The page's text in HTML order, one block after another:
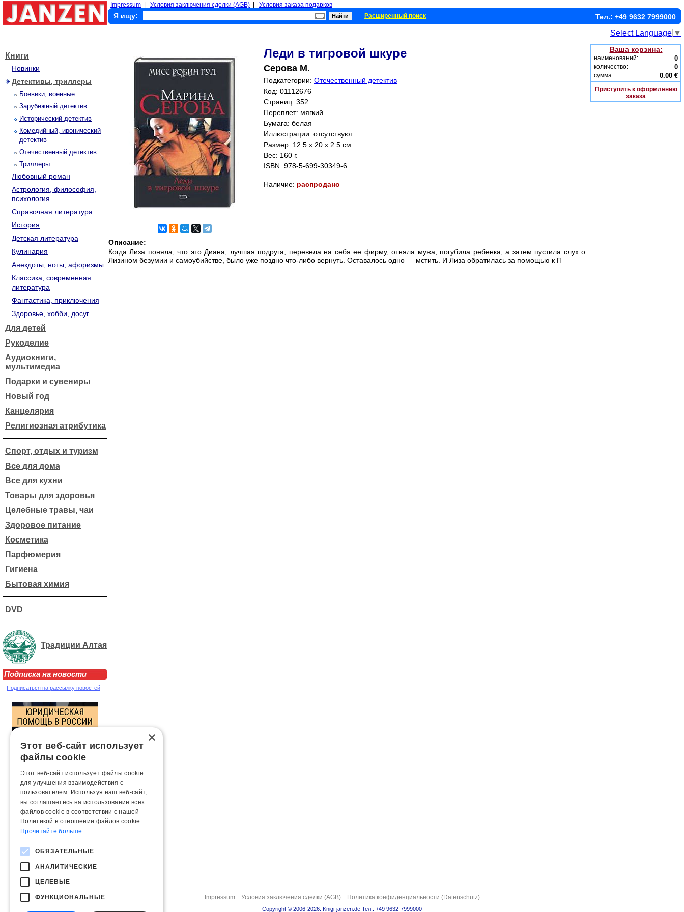
Impressum Условия заключения сделки (AGB) Условия заказа подарков
Я ищу: Расширенный поиск Тел.: +49 9632 7999000
Select Language ▼
Книги
Новинки
Детективы, триллеры
Боевики, военные
Зарубежный детектив
Исторический детектив
Комедийный, иронический
детектив
Отечественный детектив
Триллеры
Любовный роман
Астрология, философия,
психология
Справочная литература
История
Детская литература
Кулинария
Анекдоты, ноты, афоризмы
Классика, современная
литература
Фантастика, приключения
Здоровье, хобби, досуг
Для детей
Рукоделие
Аудиокниги,
мультимедиа
Подарки и сувениры
Новый год
Канцелярия
Религиозная атрибутика
Спорт, отдых и туризм
Все для дома
Все для кухни
Товары для здоровья
Целебные травы, чаи
Здоровое питание
Косметика
Парфюмерия
Гигиена
Бытовая химия
DVD
Традиции Алтая
Подписка на новости
Подписаться на рассылку новостей
Леди в тигровой шкуре
Серова М.
Подкатегории: Отечественный детектив
Код: 01112676
Страниц: 352
Переплет: мягкий
Бумага: белая
Иллюстрации: отсутствуют
Размер: 12.5 x 20 x 2.5 см
Вес: 160 г.
ISBN: 978-5-699-30349-6
Наличие: распродано
Описание:
Когда Лиза поняла, что это Диана, лучшая подруга, перевела на себя ее фирму, отняла мужа, погубила ребенка, а затем пустила слух о
Лизином безумии и самоубийстве, было уже поздно что-либо вернуть. Оставалось одно — мстить. И Лиза обратилась за помощью к П
Ваша корзина:
наименований: 0
количество: 0
сумма: 0.00 €
Приступить к оформлению
заказа
Impressum Условия заключения сделки (AGB) Политика конфиденциальности (Datenschutz)
Copyright © 2006-2026. Knigi-janzen.de Тел.: +49 9632-7999000
×
Этот веб-сайт использует
файлы cookie
Этот веб-сайт использует файлы cookie
для улучшения взаимодействия с
пользователем. Используя наш веб-сайт,
вы соглашаетесь на использование всех
файлов cookie в соответствии с нашей
Политикой в ​​отношении файлов cookie.
Прочитайте больше
ОБЯЗАТЕЛЬНЫЕ
АНАЛИТИЧЕСКИЕ
ЦЕЛЕВЫЕ
ФУНКЦИОНАЛЬНЫЕ